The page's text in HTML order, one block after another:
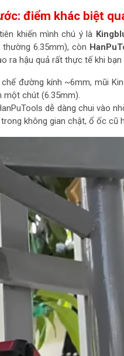
điểm khác biệt
khiến mình chú ý là
6.35mm), còn
ra hậu quả rất thực tế khi
đường kính ~6mm, mũi
một chút (6.35mm).
dễ dàng chui vào
không gian chật, ổ ốc cũ